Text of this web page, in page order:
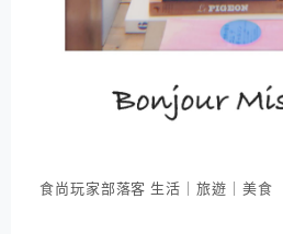
食尚玩家部落客 生活｜旅遊｜美食